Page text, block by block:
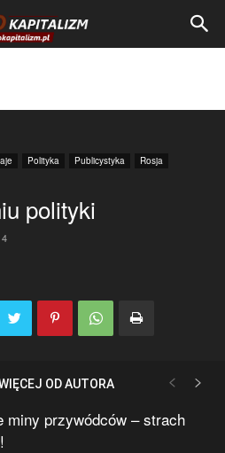
Polityka Publicystyka
Rosja
polityki
4
OD AUTORA
miny przywódców – strach